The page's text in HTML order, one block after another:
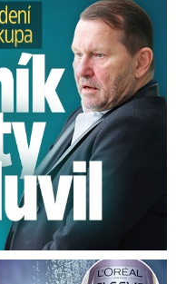
promluvil